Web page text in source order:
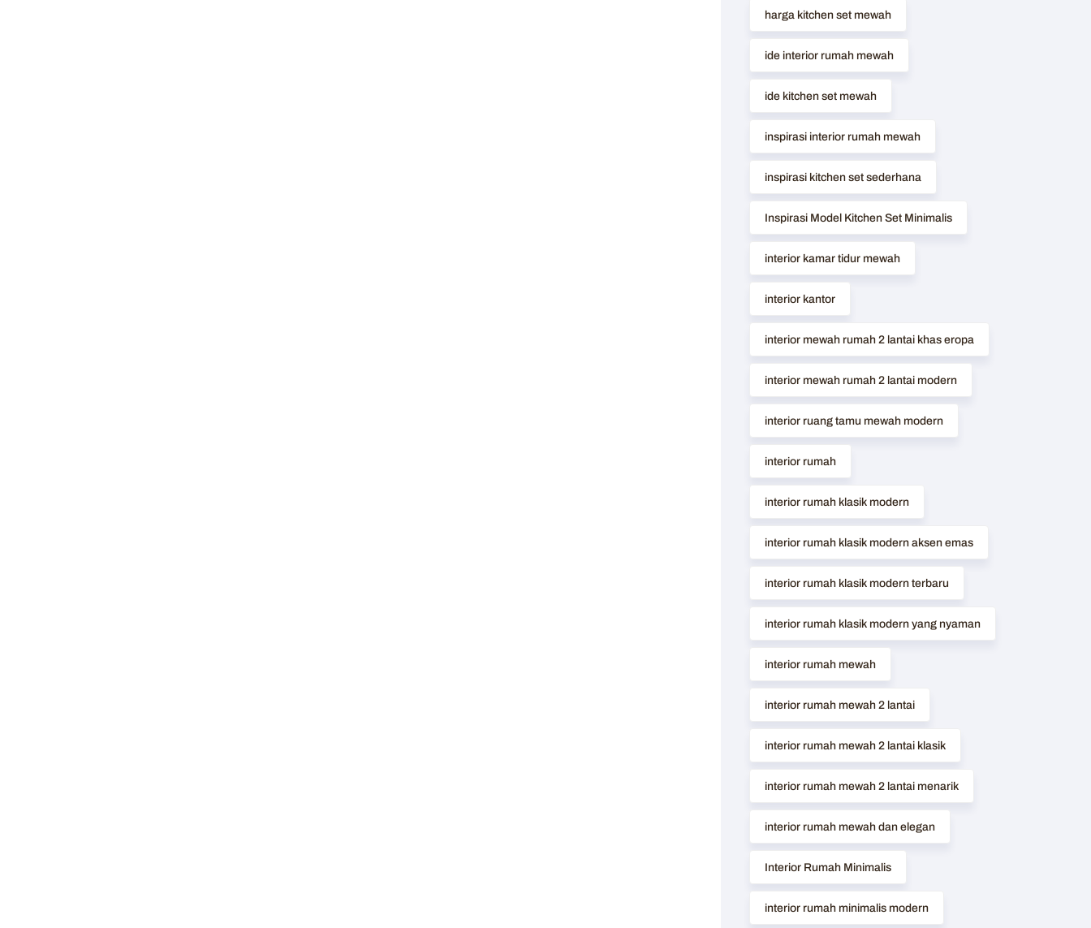
harga kitchen set mewah
ide interior rumah mewah
ide kitchen set mewah
inspirasi interior rumah mewah
inspirasi kitchen set sederhana
Inspirasi Model Kitchen Set Minimalis
interior kamar tidur mewah
interior kantor
interior mewah rumah 2 lantai khas eropa
interior mewah rumah 2 lantai modern
interior ruang tamu mewah modern
interior rumah
interior rumah klasik modern
interior rumah klasik modern aksen emas
interior rumah klasik modern terbaru
interior rumah klasik modern yang nyaman
interior rumah mewah
interior rumah mewah 2 lantai
interior rumah mewah 2 lantai klasik
interior rumah mewah 2 lantai menarik
interior rumah mewah dan elegan
Interior Rumah Minimalis
interior rumah minimalis modern